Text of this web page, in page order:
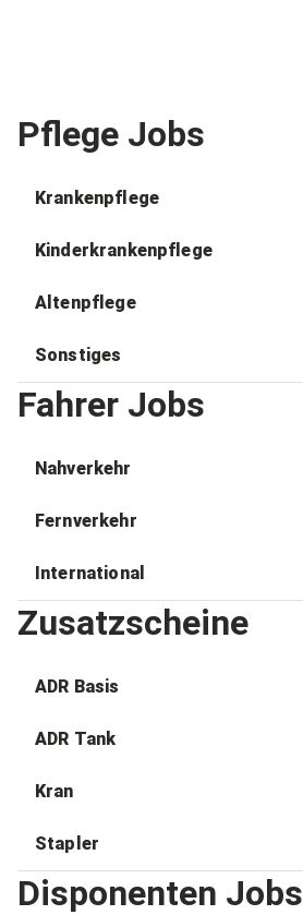
Pflege Jobs
Krankenpflege
Kinderkrankenpflege
Altenpflege
Sonstiges
Fahrer Jobs
Nahverkehr
Fernverkehr
International
Zusatzscheine
ADR Basis
ADR Tank
Kran
Stapler
Disponenten Jobs